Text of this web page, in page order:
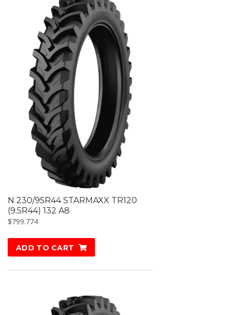
N 230/95R44 STARMAXX TR120
(9.5R44) 132 A8
$799.774
ADD TO CART